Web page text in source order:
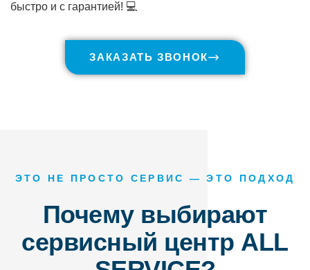
быстро и с гарантией! 💻
ЗАКАЗАТЬ ЗВОНОК
ЭТО НЕ ПРОСТО СЕРВИС — ЭТО ПОДХОД
Почему выбирают
сервисный центр ALL